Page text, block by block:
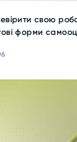
свою
форми